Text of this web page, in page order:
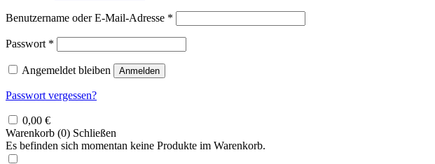
Benutzername oder E-Mail-Adresse *
Passwort *
Angemeldet bleiben Anmelden
Passwort vergessen?
0,00 €
Warenkorb (0) Schließen
Es befinden sich momentan keine Produkte im Warenkorb.